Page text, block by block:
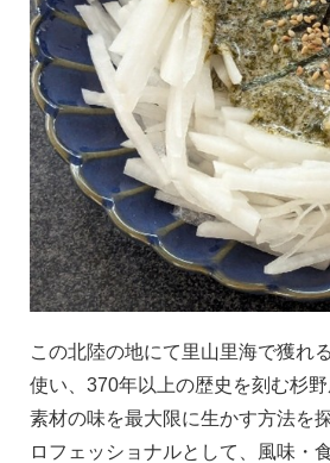
この北陸の地にて里山里海で獲れ
使い、370年以上の歴史を刻む杉野
素材の味を最大限に生かす方法を
ロフェッショナルとして、風味・